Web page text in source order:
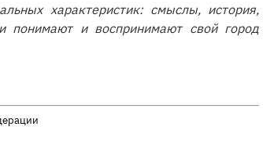
характеристик: смыслы, история,
и воспринимают свой город